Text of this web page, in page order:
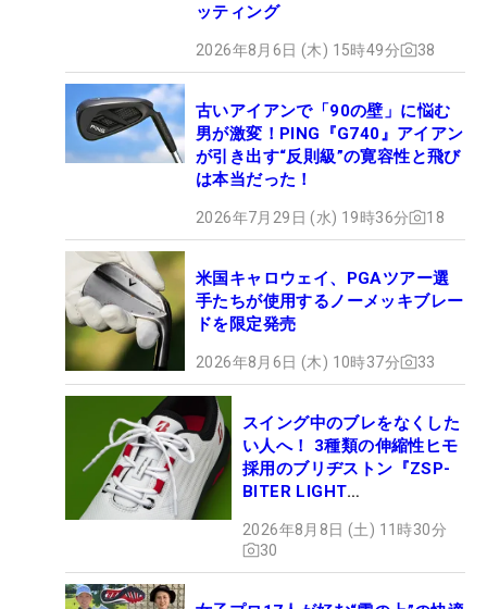
ッティング
2026年8月6日 (木) 15時49分 38
古いアイアンで「90の壁」に悩む
男が激変！PING『G740』アイアン
が引き出す“反則級”の寛容性と飛び
は本当だった！
2026年7月29日 (水) 19時36分 18
米国キャロウェイ、PGAツアー選
手たちが使用するノーメッキブレー
ドを限定発売
2026年8月6日 (木) 10時37分 33
スイング中のブレをなくした
い人へ！ 3種類の伸縮性ヒモ
採用のブリヂストン『ZSP-
BITER LIGHT
ュー
2026年8月8日 (土) 11時30分
30